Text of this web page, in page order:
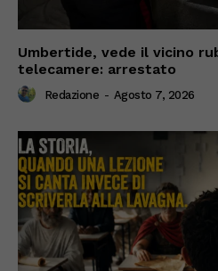
Umbertide, vede il vicino
telecamere: arrestato
Redazione - Agosto 7, 2026